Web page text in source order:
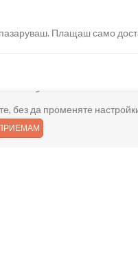
Плащаш само
мобилните ни приложения.
без да променяте